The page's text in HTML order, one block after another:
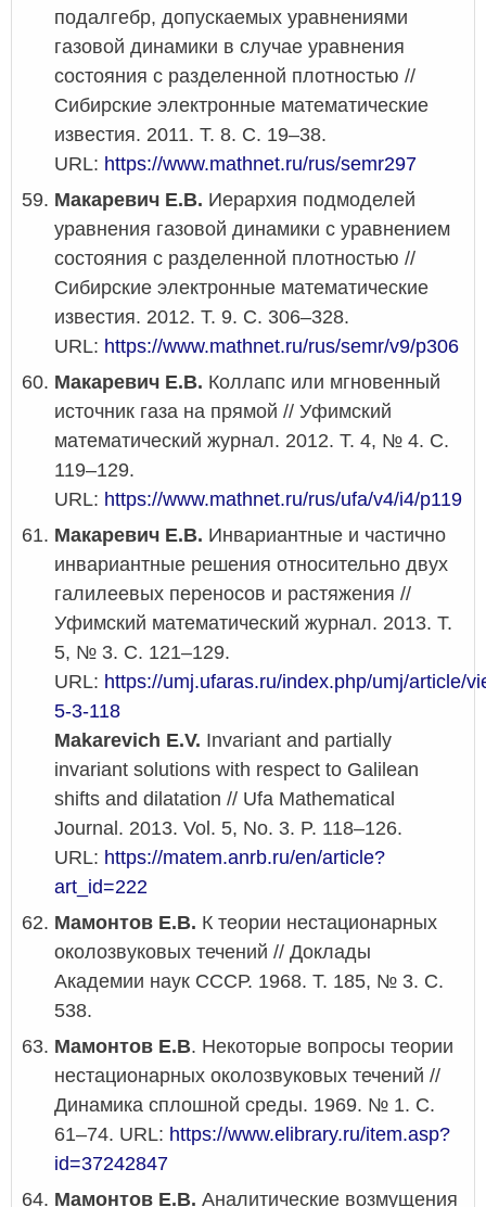
подалгебр, допускаемых уравнениями
газовой динамики в случае уравнения
состояния с разделенной плотностью //
Сибирские электронные математические
известия. 2011. Т. 8. С. 19–38.
URL: https://www.mathnet.ru/rus/semr297
Макаревич Е.В. Иерархия подмоделей
уравнения газовой динамики с уравнением
состояния с разделенной плотностью //
Сибирские электронные математические
известия. 2012. Т. 9. С. 306–328.
URL: https://www.mathnet.ru/rus/semr/v9/p306
Макаревич Е.В. Коллапс или мгновенный
источник газа на прямой // Уфимский
математический журнал. 2012. Т. 4, № 4. С.
119–129.
URL: https://www.mathnet.ru/rus/ufa/v4/i4/p119
Макаревич Е.В. Инвариантные и частично
инвариантные решения относительно двух
галилеевых переносов и растяжения //
Уфимский математический журнал. 2013. Т.
5, № 3. С. 121–129.
URL: https://umj.ufaras.ru/index.php/umj/article/
5-3-118
Makarevich E.V. Invariant and partially
invariant solutions with respect to Galilean
shifts and dilatation // Ufa Mathematical
Journal. 2013. Vol. 5, No. 3. P. 118–126.
URL: https://matem.anrb.ru/en/article?
art_id=222
Мамонтов Е.В. К теории нестационарных
околозвуковых течений // Доклады
Академии наук СССР. 1968. Т. 185, № 3. С.
538.
Мамонтов Е.В. Некоторые вопросы теории
нестационарных околозвуковых течений //
Динамика сплошной среды. 1969. № 1. С.
61–74. URL: https://www.elibrary.ru/item.asp?
id=37242847
Мамонтов Е.В. Аналитические возмущения